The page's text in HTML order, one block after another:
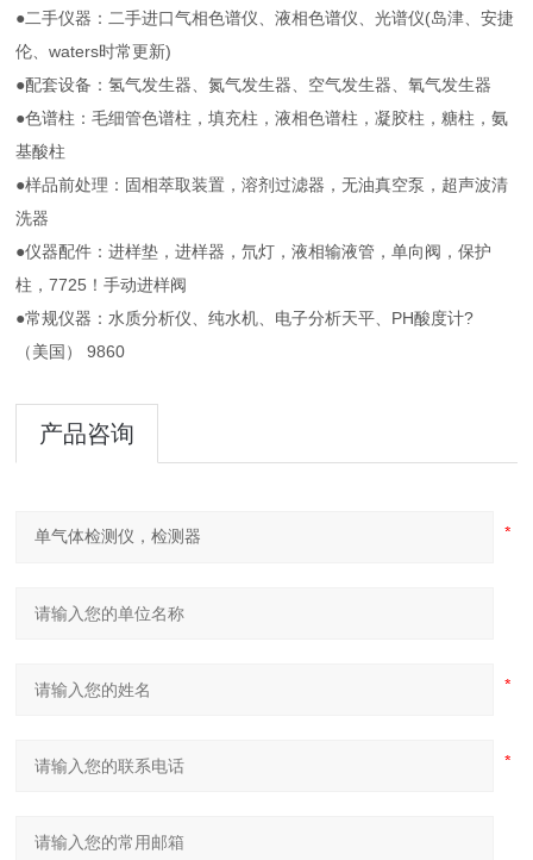
●二手仪器：二手进口气相色谱仪、液相色谱仪、光谱仪(岛津、安捷
伦、waters时常更新)
●配套设备：氢气发生器、氮气发生器、空气发生器、氧气发生器
●色谱柱：毛细管色谱柱，填充柱，液相色谱柱，凝胶柱，糖柱，氨
基酸柱
●样品前处理：固相萃取装置，溶剂过滤器，无油真空泵，超声波清
洗器
●仪器配件：进样垫，进样器，氘灯，液相输液管，单向阀，保护
柱，7725！手动进样阀
●常规仪器：水质分析仪、纯水机、电子分析天平、PH酸度计?
（美国） 9860
产品咨询